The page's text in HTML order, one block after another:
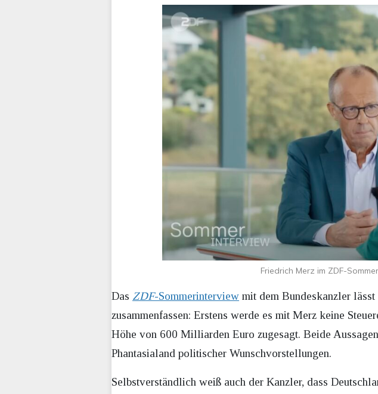
Friedrich Merz im ZDF-
Das ZDF-Sommerinterview mit dem Bundeskanzler
zusammenfassen: Erstens werde es mit Merz keine
Höhe von 600 Milliarden Euro zugesagt. Beide
Phantasialand politischer Wunschvorstellungen.
Selbstverständlich weiß auch der Kanzler, dass